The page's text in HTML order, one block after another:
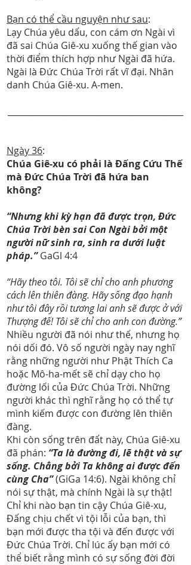
Bạn có thể cầu nguyện như sau:
Lạy Chúa yêu dấu, con cám ơn Ngài vì
đã sai Chúa Giê-xu xuống thế gian vào
thời điểm thích hợp như Ngài đã hứa.
Ngài là Đức Chúa Trời rất vĩ đại. Nhân
danh Chúa Giê-xu. A-men.
Ngày 36:
Chúa Giê-xu có phải là Đấng Cứu Thế
mà Đức Chúa Trời đã hứa ban
không?
“Nhưng khi kỳ hạn đã được trọn, Đức
Chúa Trời bèn sai Con Ngài bởi một
người nữ sinh ra, sinh ra dưới luật
pháp.”GaGl 4:4
“Hãy theo tôi. Tôi sẽ chỉ cho anh phương
cách lên thiên đàng. Hãy sống đạo hạnh
như tôi đây rồi tương lai anh sẽ được ở với
Thượng đế! Tôi sẽ chỉ cho anh con đường.”
Nhiều người đã nói như thế, nhưng họ
nói dối đó. Vô số người ngày nay nghĩ
rằng những người như Phật Thích Ca
hoặc Mô-ha-mết sẽ chỉ dạy cho họ
đường lối của Đức Chúa Trời. Những
người khác thì nghĩ rằng họ có thể tự
mình kiếm được con đường lên thiên
đàng.
Khi còn sống trên đất này, Chúa Giê-xu
đã phán: “Ta là đường đi, lẽ thật và sự
sống. Chẳng bởi Ta không ai được đến
cùng Cha”(GiGa 14:6). Ngài không chỉ
nói sự thật, mà chính Ngài là sự thật!
Chỉ khi nào bạn tin cậy Chúa Giê-xu,
Đấng chịu chết vì tội lỗi của bạn, thì
bạn mới được tha tội và đến được với
Đức Chúa Trời. Chỉ lúc ấy bạn mới có
thể biết rằng mình có sự sống đời đời